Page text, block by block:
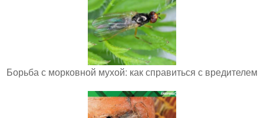
Борьба с морковной мухой: как справиться с вредителем